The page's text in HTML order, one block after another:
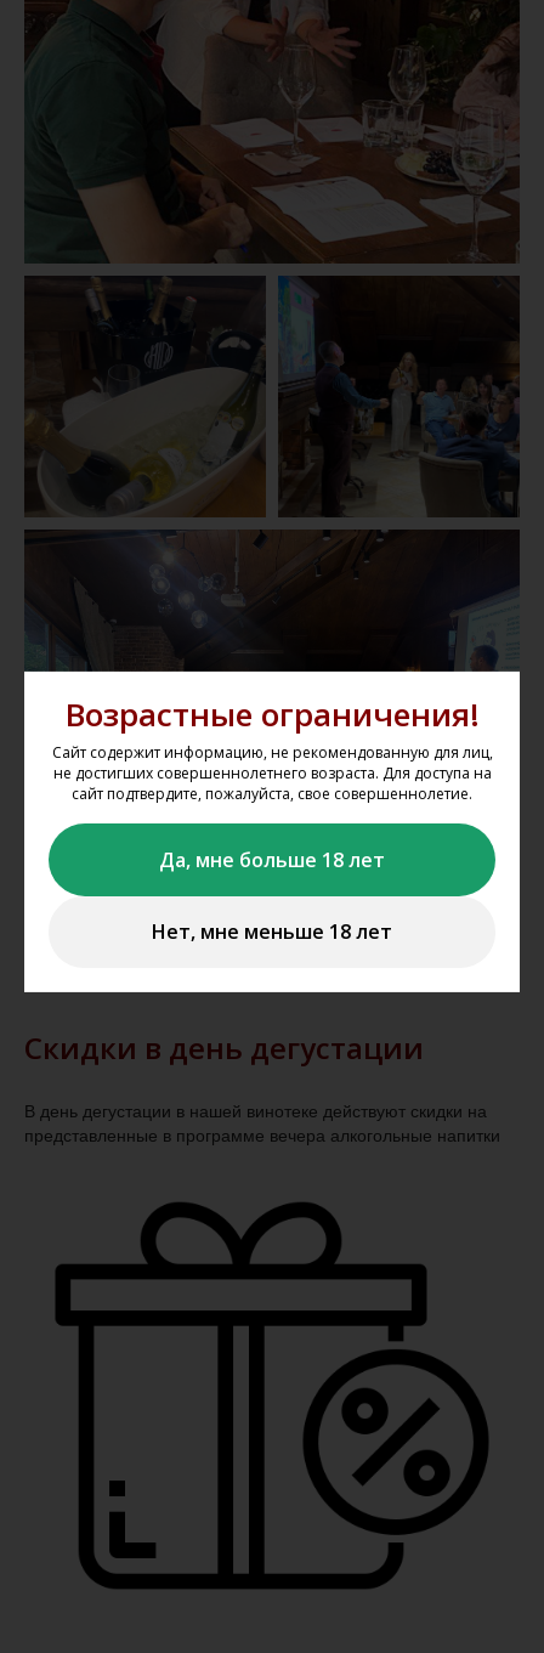
Возрастные ограничения!
Сайт содержит информацию, не рекомендованную для лиц,
не достигших совершеннолетнего возраста. Для доступа на
сайт подтвердите, пожалуйста, свое совершеннолетие.
Да, мне больше 18 лет
Нет, мне меньше 18 лет
Скидки в день дегустации
В день дегустации в нашей винотеке действуют скидки на
представленные в программе вечера алкогольные напитки